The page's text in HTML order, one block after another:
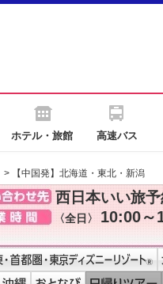
ホテル・旅館 高速バス
> 【中国発】北海道・東北・新潟
西日本いい旅
〈全日〉 10:00～